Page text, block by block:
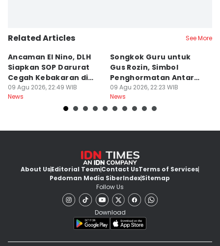
Related Articles See More
Ancaman El Nino, DLH
Siapkan SOP Darurat
Cegah Kebakaran di
TPA
09 Agu 2026, 22:49 WIB
News
Songkok Guru untuk
Gus Rozin, Simbol
Penghormatan Antar
Ulama
09 Agu 2026, 22:23 WIB
News
About UsEditorial TeamContact UsTerms of Services
Pedoman Media SiberIndexSitemap
Follow Us
Download